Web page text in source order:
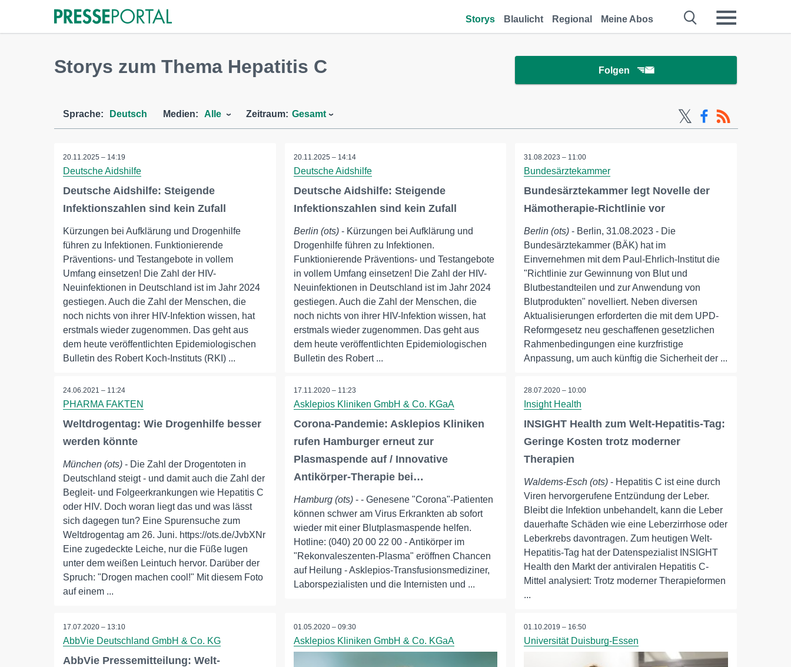
Storys Blaulicht Regional Meine Abos
Storys zum Thema Hepatitis C Folgen
Sprache: Deutsch Medien: Alle Zeitraum: Gesamt
20.11.2025 – 14:19
Deutsche Aidshilfe
Deutsche Aidshilfe: Steigende
Infektionszahlen sind kein Zufall
Kürzungen bei Aufklärung und Drogenhilfe
führen zu Infektionen. Funktionierende
Präventions- und Testangebote in vollem
Umfang einsetzen! Die Zahl der HIV-
Neuinfektionen in Deutschland ist im Jahr 2024
gestiegen. Auch die Zahl der Menschen, die
noch nichts von ihrer HIV-Infektion wissen, hat
erstmals wieder zugenommen. Das geht aus
dem heute veröffentlichten Epidemiologischen
Bulletin des Robert Koch-Instituts (RKI) ...
20.11.2025 – 14:14
Deutsche Aidshilfe
Deutsche Aidshilfe: Steigende
Infektionszahlen sind kein Zufall
Berlin (ots)- Kürzungen bei Aufklärung und
Drogenhilfe führen zu Infektionen.
Funktionierende Präventions- und Testangebote
in vollem Umfang einsetzen! Die Zahl der HIV-
Neuinfektionen in Deutschland ist im Jahr 2024
gestiegen. Auch die Zahl der Menschen, die
noch nichts von ihrer HIV-Infektion wissen, hat
erstmals wieder zugenommen. Das geht aus
dem heute veröffentlichten Epidemiologischen
Bulletin des Robert ...
31.08.2023 – 11:00
Bundesärztekammer
Bundesärztekammer legt Novelle der
Hämotherapie-Richtlinie vor
Berlin (ots) - Berlin, 31.08.2023 - Die
Bundesärztekammer (BÄK) hat im
Einvernehmen mit dem Paul-Ehrlich-Institut die
"Richtlinie zur Gewinnung von Blut und
Blutbestandteilen und zur Anwendung von
Blutprodukten" novelliert. Neben diversen
Aktualisierungen erforderten die mit dem UPD-
Reformgesetz neu geschaffenen gesetzlichen
Rahmenbedingungen eine kurzfristige
Anpassung, um auch künftig die Sicherheit der ...
24.06.2021 – 11:24
PHARMA FAKTEN
Weltdrogentag: Wie Drogenhilfe besser
werden könnte
München (ots) - Die Zahl der Drogentoten in
Deutschland steigt - und damit auch die Zahl der
Begleit- und Folgeerkrankungen wie Hepatitis C
oder HIV. Doch woran liegt das und was lässt
sich dagegen tun? Eine Spurensuche zum
Weltdrogentag am 26. Juni. https://ots.de/JvbXNr
Eine zugedeckte Leiche, nur die Füße lugen
unter dem weißen Leintuch hervor. Darüber der
Spruch: "Drogen machen cool!" Mit diesem Foto
auf einem ...
17.11.2020 – 11:23
Asklepios Kliniken GmbH & Co. KGaA
Corona-Pandemie: Asklepios Kliniken
rufen Hamburger erneut zur
Plasmaspende auf / Innovative
Antikörper-Therapie bei…
Hamburg (ots)- - Genesene "Corona"-Patienten
können schwer am Virus Erkrankten ab sofort
wieder mit einer Blutplasmaspende helfen.
Hotline: (040) 20 00 22 00 - Antikörper im
"Rekonvaleszenten-Plasma" eröffnen Chancen
auf Heilung - Asklepios-Transfusionsmediziner,
Laborspezialisten und die Internisten und ...
28.07.2020 – 10:00
Insight Health
INSIGHT Health zum Welt-Hepatitis-Tag:
Geringe Kosten trotz moderner
Therapien
Waldems-Esch (ots) - Hepatitis C ist eine durch
Viren hervorgerufene Entzündung der Leber.
Bleibt die Infektion unbehandelt, kann die Leber
dauerhafte Schäden wie eine Leberzirrhose oder
Leberkrebs davontragen. Zum heutigen Welt-
Hepatitis-Tag hat der Datenspezialist INSIGHT
Health den Markt der antiviralen Hepatitis C-
Mittel analysiert: Trotz moderner Therapieformen
...
17.07.2020 – 13:10
AbbVie Deutschland GmbH & Co. KG
AbbVie Pressemitteilung: Welt-
01.05.2020 – 09:30
Asklepios Kliniken GmbH & Co. KGaA
01.10.2019 – 16:50
Universität Duisburg-Essen